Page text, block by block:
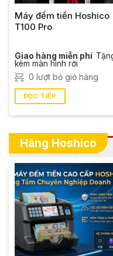
Máy đếm tiền HOSHICO
3100
Được xếp
hạng5.00
5 sao
Giá: 6,600,000₫Giao
hàng miễn phí
0 lượt bỏ giỏ hàng
THÊM VÀO GIỎ HÀNG
Hãng Hoshico